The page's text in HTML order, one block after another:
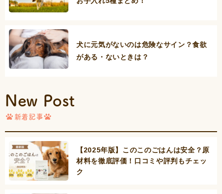
犬に元気がないのは危険なサイン？食欲
がある・ないときは？
New Post
新着記事
【2025年版】このこのごはんは安全？原
材料を徹底評価！口コミや評判もチェッ
ク